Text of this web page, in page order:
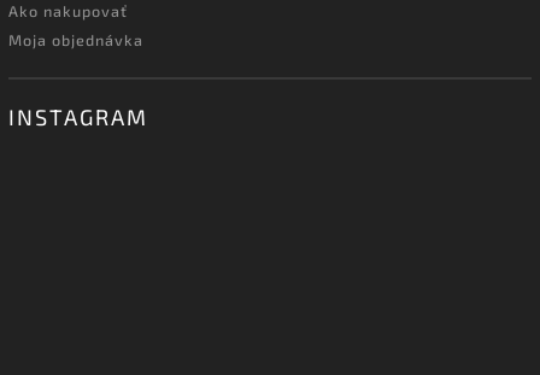
Ako nakupovať
Moja objednávka
INSTAGRAM